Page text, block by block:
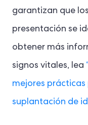
garantizan que
presentación se
obtener más
signos vitales, lea
mejores
suplantación de